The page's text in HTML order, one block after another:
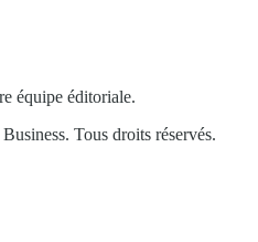
équipe éditoriale.
Tous droits réservés.